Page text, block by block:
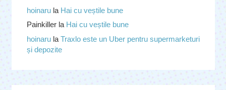
hoinarula Hai cu veștile bune
Painkillerla Hai cu veștile bune
hoinarula Traxlo este un Uber pentru supermarketuri
și depozite